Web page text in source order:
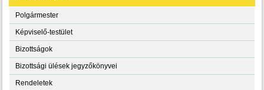
Polgármester
Képviselő-testület
Bizottságok
Bizottsági ülések jegyzőkönyvei
Rendeletek